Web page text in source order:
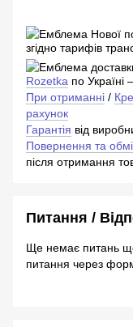
згідно тарифів
Rozetka по Україні
При отриманні /
рахунок
Гарантія від
Повернення та
після отримання
Питання /
Ще немає питань
питання через